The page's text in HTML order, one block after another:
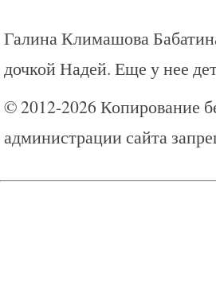
Галина Климашова
дочкой Надей. Еще у нее
© 2012-2026 Копирование
администрации сайта